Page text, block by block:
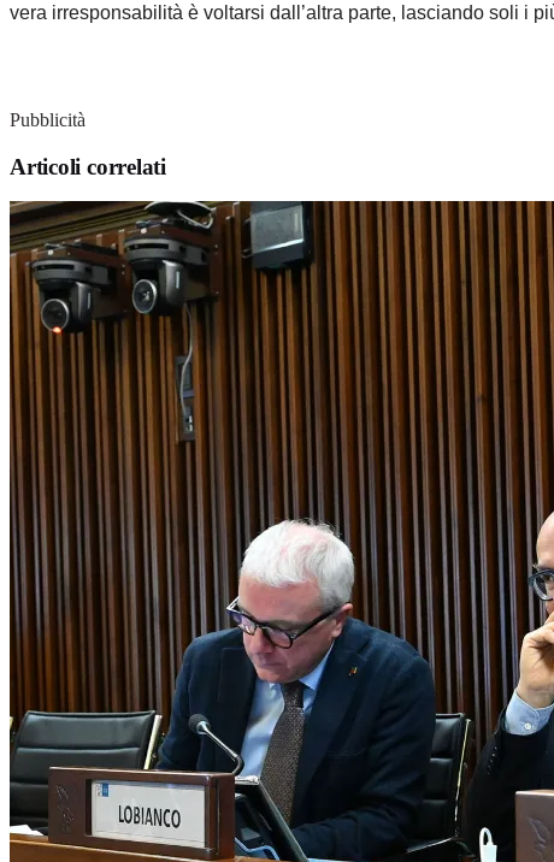
vera irresponsabilità è voltarsi dall’altra parte, lasciando soli i
Pubblicità
Articoli correlati